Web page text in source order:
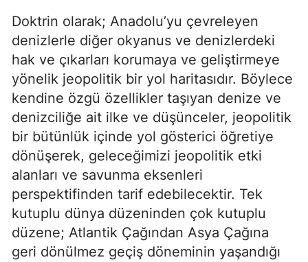
Doktrin olarak; Anadolu’yu çevreleyen
denizlerle diğer okyanus ve denizlerdeki
hak ve çıkarları korumaya ve geliştirmeye
yönelik jeopolitik bir yol haritasıdır. Böylece
kendine özgü özellikler taşıyan denize ve
denizciliğe ait ilke ve düşünceler, jeopolitik
bir bütünlük içinde yol gösterici öğretiye
dönüşerek, geleceğimizi jeopolitik etki
alanları ve savunma eksenleri
perspektifinden tarif edebilecektir. Tek
kutuplu dünya düzeninden çok kutuplu
düzene; Atlantik Çağından Asya Çağına
geri dönülmez geçiş döneminin yaşandığı